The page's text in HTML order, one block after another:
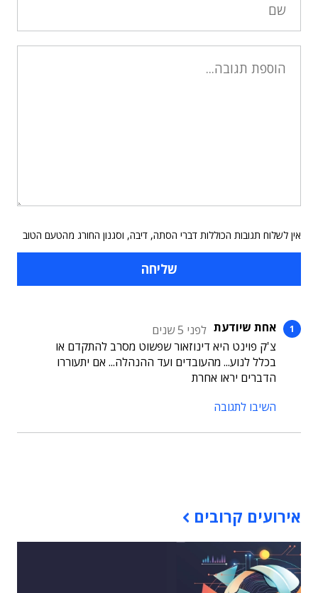
אין לשלוח תגובות הכוללות דברי הסתה, דיבה, וסגנון החורג מהטעם הטוב
אחת שיודעת לפני 5 שנים
צ'ק פוינט היא דינוזאור שפשוט מסרב להתקדם או
בכלל לנוע... מהעובדים ועד ההנהלה... אם יתעוררו
הדברים יראו אחרת
השיבו לתגובה
אירועים קרובים